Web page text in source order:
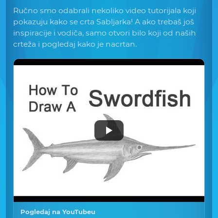
Ručno smo odabrali nekoliko video tutorijala koji
pokazuju kako se crta Sabljarka! A ako trebaš još
inspiracije i vodiča, samo otvori bilo koji od naših
crteža i pogledaj kako je nacrtan.
Pogledaj na YouTubeu